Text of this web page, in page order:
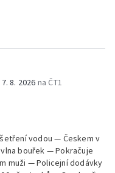
7. 8. 2026 na ČT1
vodou — Českem v
bouřek — Pokračuje
muži — Policejní dodávky